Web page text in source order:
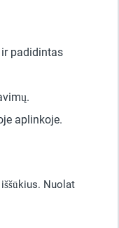
padidintas
aplinkoje.
Nuolat